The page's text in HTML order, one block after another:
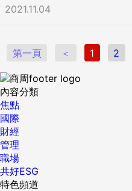
2021.11.04
第一頁 ＜ 1 2
內容分類
焦點
國際
財經
管理
職場
共好ESG
特色頻道